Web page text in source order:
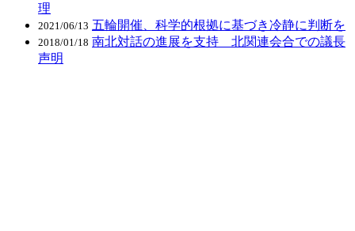
理
2021/06/13 五輪開催、科学的根拠に基づき冷静に判断を
2018/01/18 南北対話の進展を支持 北関連会合での議長
声明